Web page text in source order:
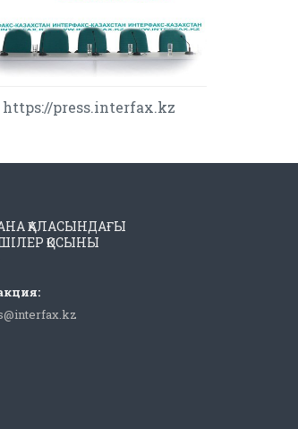
https://press.interfax.kz
ҚАЛАСЫНДАҒЫ
ҚОСЫНЫ